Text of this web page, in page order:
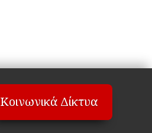
Κοινωνικά Δίκτυα